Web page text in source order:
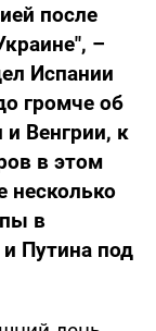
после
–
Испании
громче об
Венгрии, к
в этом
несколько
в
Путина под